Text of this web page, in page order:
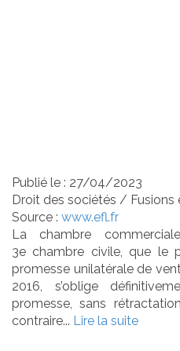
Publié le : 27/04/2023
Droit des sociétés / Fusions
Source : www.efl.fr
La chambre
3e chambre civile, que le
promesse unilatérale de
2016, s’oblige
promesse, sans
contraire... Lire la suite